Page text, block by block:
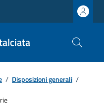
/ Disposizioni generali /